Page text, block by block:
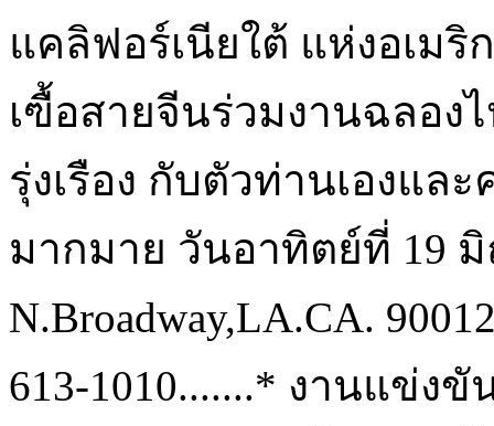
แคลิฟอร์เนียใต้ แห่งอเมริ
เฃื้อสายจีนร่วมงานฉลอง
รุ่งเรือง กับตัวท่านเองแล
มากมาย วันอาทิตย์ที่ 19 มิ
N.Broadway,LA.CA.
613-1010.......* งานแข่ง